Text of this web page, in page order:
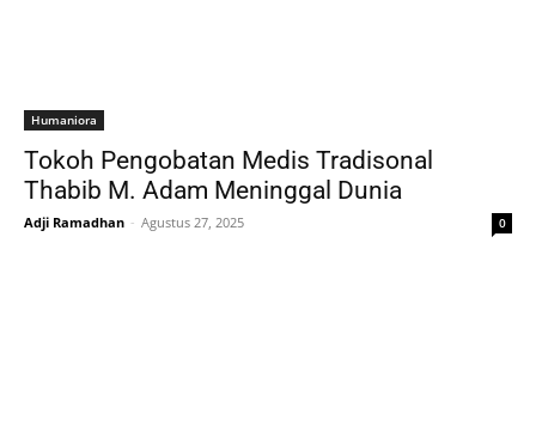
Humaniora
Tokoh Pengobatan Medis Tradisonal
Thabib M. Adam Meninggal Dunia
Adji Ramadhan - Agustus 27, 2025 0